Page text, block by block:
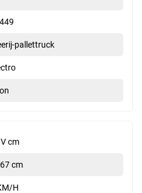
pallettruck
cm
cm
H